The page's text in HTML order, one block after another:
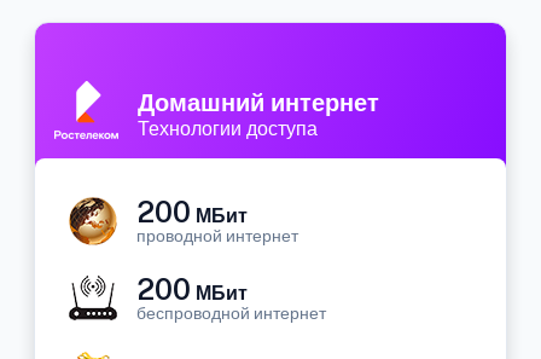
Домашний интернет
Технологии доступа
200 МБит
проводной интернет
200 МБит
беспроводной интернет